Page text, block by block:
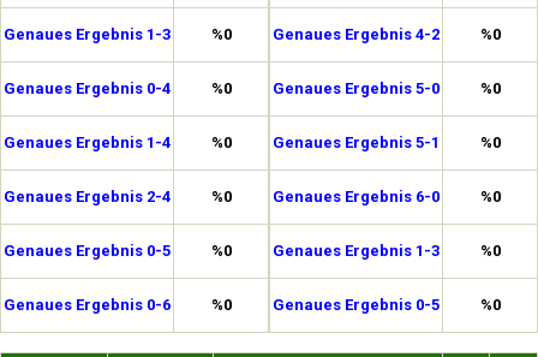
Genaues Ergebnis 1-3 %0
Genaues Ergebnis 0-4 %0
Genaues Ergebnis 1-4 %0
Genaues Ergebnis 2-4 %0
Genaues Ergebnis 0-5 %0
Genaues Ergebnis 0-6 %0
Genaues Ergebnis 4-2 %0
Genaues Ergebnis 5-0 %0
Genaues Ergebnis 5-1 %0
Genaues Ergebnis 6-0 %0
Genaues Ergebnis 1-3 %0
Genaues Ergebnis 0-5 %0